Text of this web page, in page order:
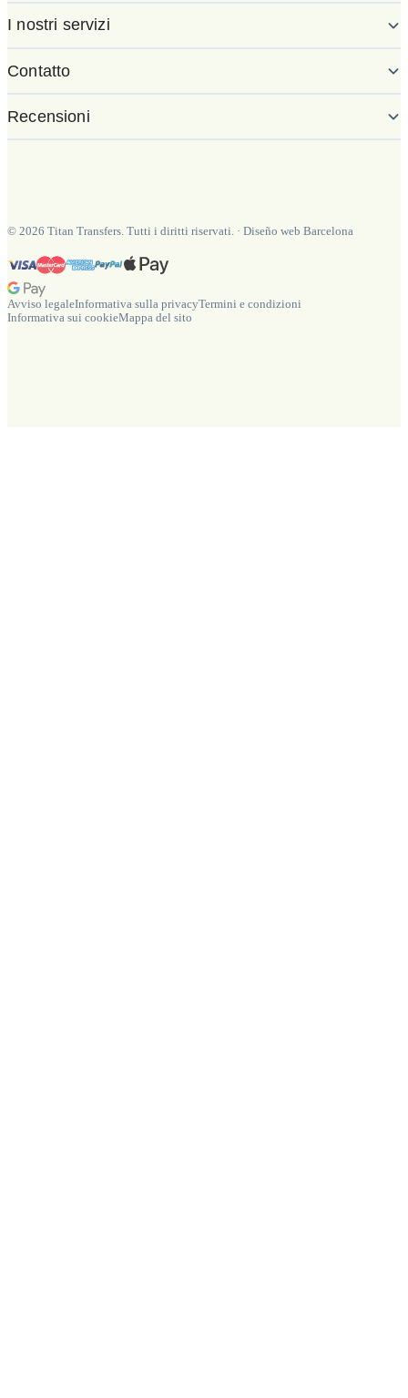
I nostri servizi
Contatto
Recensioni
© 2026 Titan Transfers. Tutti i diritti riservati. · Diseño web Barcelona
Avviso legaleInformativa sulla privacyTermini e condizioni
Informativa sui cookieMappa del sito